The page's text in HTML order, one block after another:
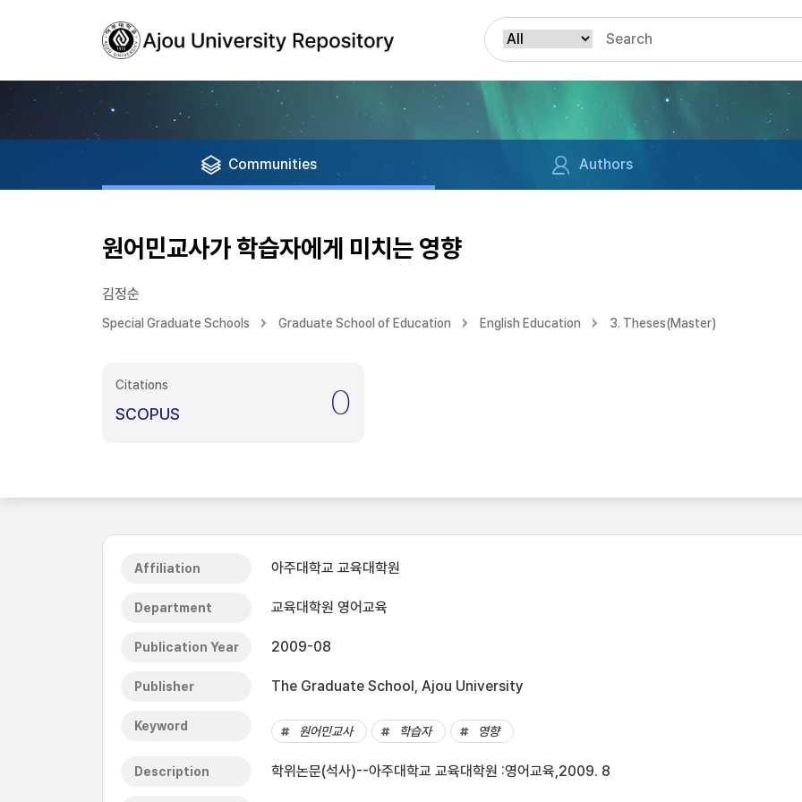
Communities Authors
원어민교사가 학습자에게 미치는 영향
김정순
Special Graduate Schools Graduate School of Education English Education 3. Theses(Master)
Citations
SCOPUS 0
Affiliation 아주대학교 교육대학원
Department 교육대학원 영어교육
Publication Year 2009-08
Publisher The Graduate School, Ajou University
Keyword 원어민교사 학습자 영향
Description 학위논문(석사)--아주대학교 교육대학원 :영어교육,2009. 8